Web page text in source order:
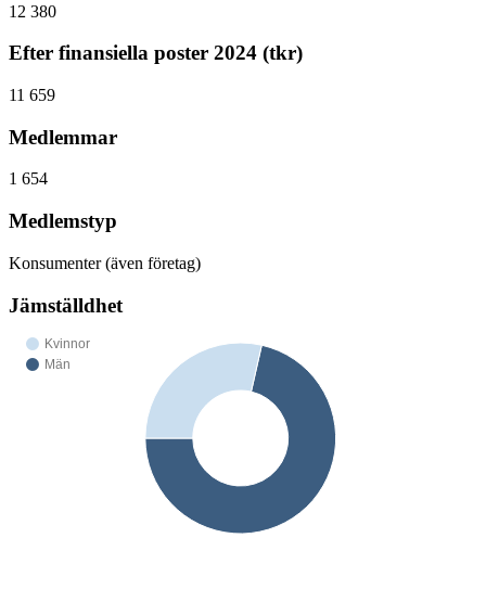
12 380
Efter finansiella poster 2024 (tkr)
11 659
Medlemmar
1 654
Medlemstyp
Konsumenter (även företag)
Jämställdhet